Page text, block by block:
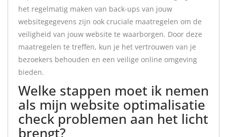
het regelmatig maken van back-ups van jouw
websitegegevens zijn ook cruciale maatregelen om de
veiligheid van jouw website te waarborgen. Door deze
maatregelen te treffen, kun je het vertrouwen van je
bezoekers behouden en een veilige online omgeving
bieden.
Welke stappen moet ik nemen
als mijn website optimalisatie
check problemen aan het licht
brengt?